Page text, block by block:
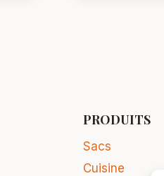
PRODUITS
Sacs
Cuisine